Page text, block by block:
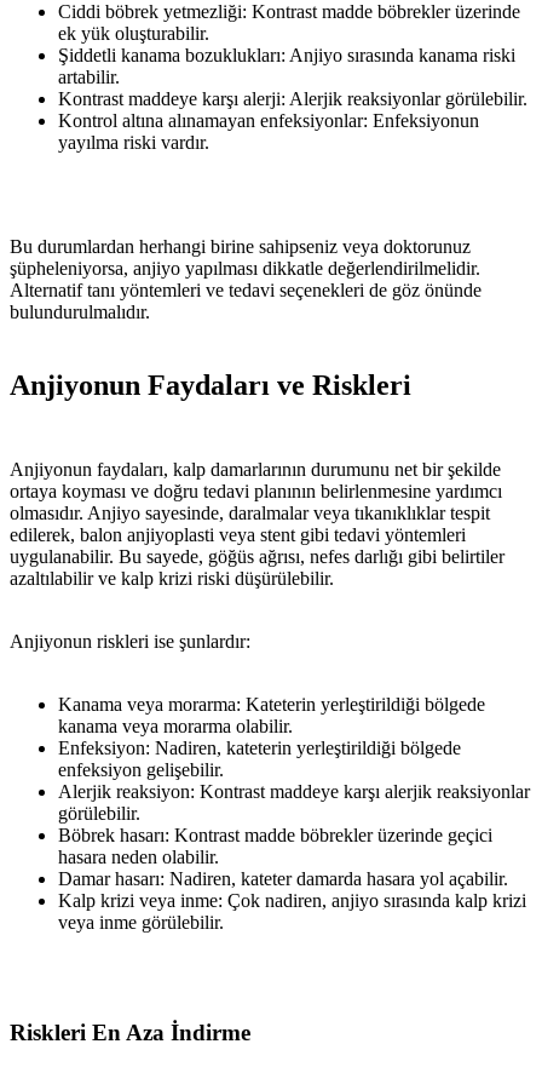
Ciddi böbrek yetmezliği: Kontrast madde böbrekler üzerinde
ek yük oluşturabilir.
Şiddetli kanama bozuklukları: Anjiyo sırasında kanama riski
artabilir.
Kontrast maddeye karşı alerji: Alerjik reaksiyonlar görülebilir.
Kontrol altına alınamayan enfeksiyonlar: Enfeksiyonun
yayılma riski vardır.
Bu durumlardan herhangi birine sahipseniz veya doktorunuz
şüpheleniyorsa, anjiyo yapılması dikkatle değerlendirilmelidir.
Alternatif tanı yöntemleri ve tedavi seçenekleri de göz önünde
bulundurulmalıdır.
Anjiyonun Faydaları ve Riskleri
Anjiyonun faydaları, kalp damarlarının durumunu net bir şekilde
ortaya koyması ve doğru tedavi planının belirlenmesine yardımcı
olmasıdır. Anjiyo sayesinde, daralmalar veya tıkanıklıklar tespit
edilerek, balon anjiyoplasti veya stent gibi tedavi yöntemleri
uygulanabilir. Bu sayede, göğüs ağrısı, nefes darlığı gibi belirtiler
azaltılabilir ve kalp krizi riski düşürülebilir.
Anjiyonun riskleri ise şunlardır:
Kanama veya morarma: Kateterin yerleştirildiği bölgede
kanama veya morarma olabilir.
Enfeksiyon: Nadiren, kateterin yerleştirildiği bölgede
enfeksiyon gelişebilir.
Alerjik reaksiyon: Kontrast maddeye karşı alerjik reaksiyonlar
görülebilir.
Böbrek hasarı: Kontrast madde böbrekler üzerinde geçici
hasara neden olabilir.
Damar hasarı: Nadiren, kateter damarda hasara yol açabilir.
Kalp krizi veya inme: Çok nadiren, anjiyo sırasında kalp krizi
veya inme görülebilir.
Riskleri En Aza İndirme